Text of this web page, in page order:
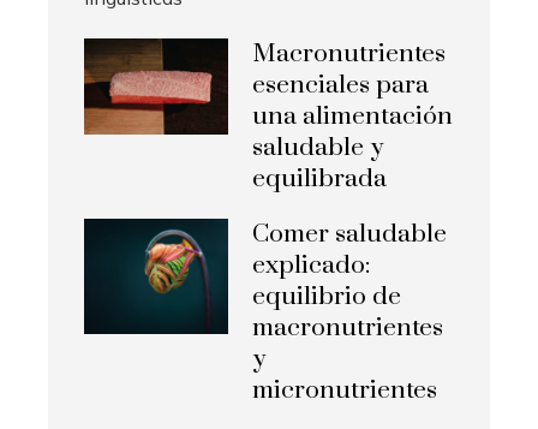
Macronutrientes
esenciales para
una alimentación
saludable y
equilibrada
Comer saludable
explicado:
equilibrio de
macronutrientes
y
micronutrientes